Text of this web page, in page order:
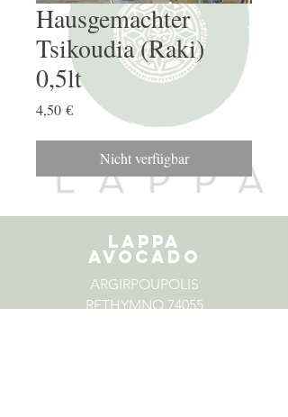
Hausgemachter
Tsikoudia (Raki)
0,5lt
4,50 €Preis
Nicht verfügbar
LAPPA
AVOCADO
ARGIRPOUPOLIS
RETHYMNO 74055